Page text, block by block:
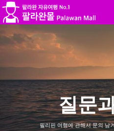
질문
필리핀 여행에 관해서 문의 남